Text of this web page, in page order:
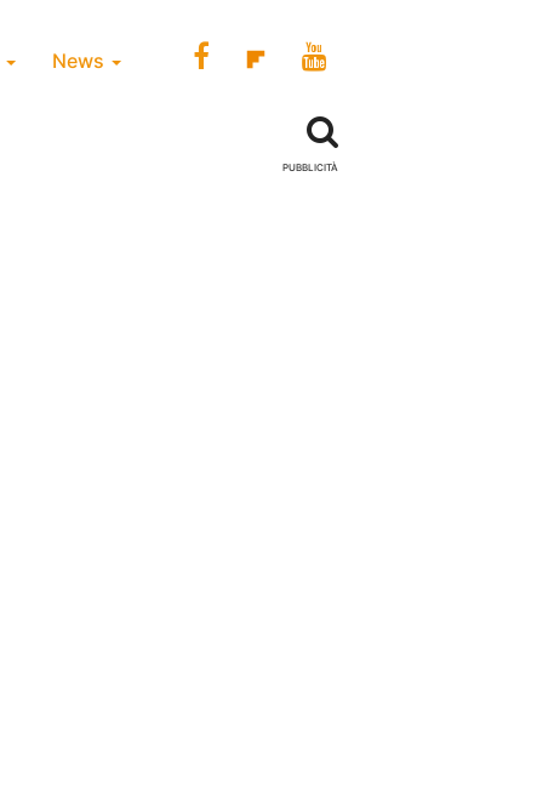
News
PUBBLICITÀ